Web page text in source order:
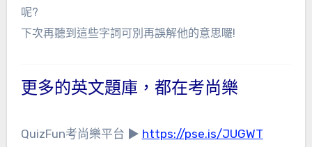
呢?
下次再聽到這些字詞可別再誤解他的意思囉!
更多的英文題庫，都在考尚樂
QuizFun考尚樂平台 ▶ https://pse.is/JUGWT